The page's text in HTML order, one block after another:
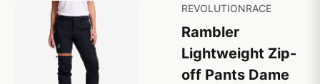
REVOLUTIONRACE
Rambler
Lightweight Zip-
off Pants Dame